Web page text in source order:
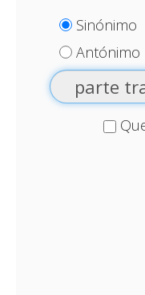
Sinónimo
Antónimo